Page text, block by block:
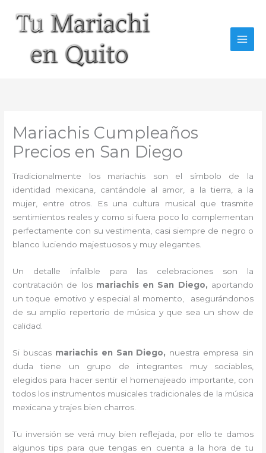
contenido
Mariachis Cumpleaños
Precios en San Diego
Tradicionalmente los mariachis son el símbolo de la
identidad mexicana, cantándole al amor, a la tierra, a la
mujer, entre otros. Es una cultura musical que trasmite
sentimientos reales y como si fuera poco lo complementan
perfectamente con su vestimenta, casi siempre de negro o
blanco luciendo majestuosos y muy elegantes.
Un detalle infalible para las celebraciones son la
contratación de losmariachis en San Diego, aportando
un toque emotivo y especial al momento, asegurándonos
de su amplio repertorio de música y que sea un show de
calidad.
Si buscas mariachis en San Diego, nuestra empresa sin
duda tiene un grupo de integrantes muy sociables,
elegidos para hacer sentir el homenajeado importante, con
todos los instrumentos musicales tradicionales de la música
mexicana y trajes bien charros.
Tu inversión se verá muy bien reflejada, por ello te damos
algunos tips para que tengas en cuenta a la hora de tu